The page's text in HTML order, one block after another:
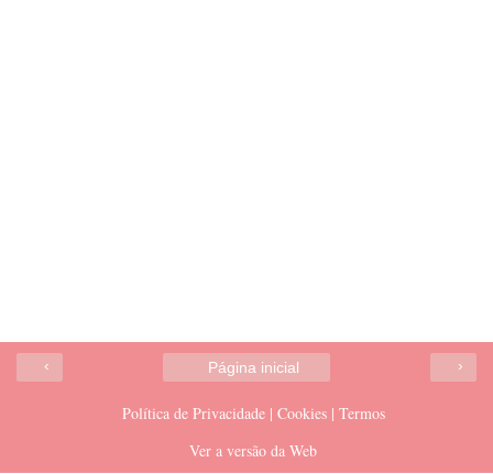
‹ ›
Página inicial
Política de Privacidade | Cookies | Termos
Ver a versão da Web